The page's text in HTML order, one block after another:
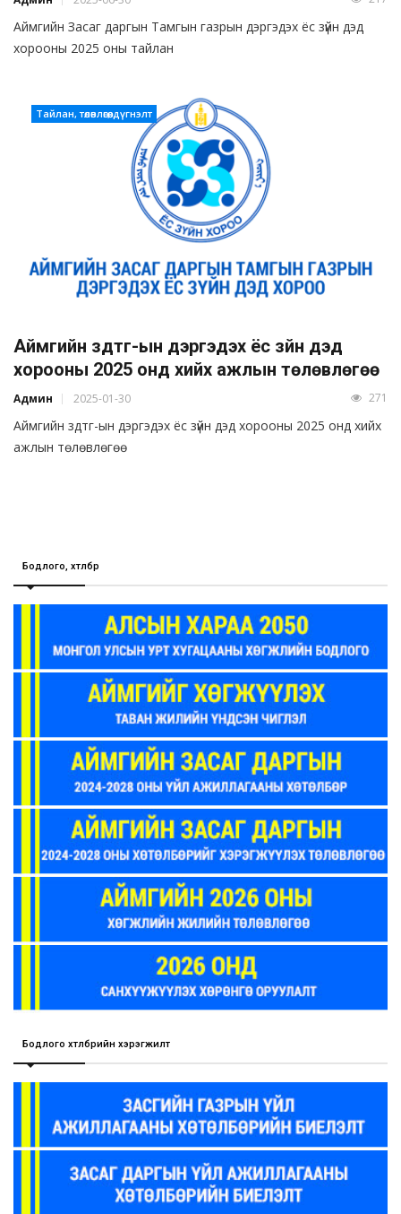
Аймгийн Засаг даргын Тамгын газрын дэргэдэх ёс зүйн дэд
хорооны 2025 оны тайлан
Тайлан, төлөвлөгөө, дүгнэлт
Аймгийн здтг-ын дэргэдэх ёс зүйн дэд
хорооны 2025 онд хийх ажлын төлөвлөгөө
Админ 2025-01-30 271
Аймгийн здтг-ын дэргэдэх ёс зүйн дэд хорооны 2025 онд хийх
ажлын төлөвлөгөө
Бодлого, хөтөлбөр
Бодлого хөтөлбөрийн хэрэгжилт